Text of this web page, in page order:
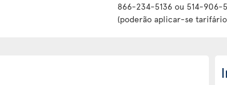
866-234-5136 ou 514-906-
(poderão aplicar-se